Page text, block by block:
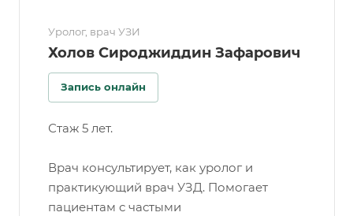
Уролог, врач УЗИ
Холов Сироджиддин Зафарович
Запись онлайн
Стаж 5 лет.
Врач консультирует, как уролог и
практикующий врач УЗД. Помогает
пациентам с частыми